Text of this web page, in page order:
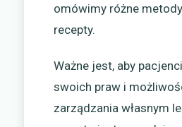
omówimy różne
recepty.
Ważne jest, aby
swoich praw i
zarządzania własnym